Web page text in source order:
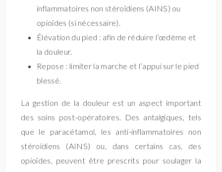
inflammatoires non stéroïdiens (AINS) ou
opioïdes (si nécessaire).
Élévation du pied : afin de réduire l’œdème et
la douleur.
Repose : limiter la marche et l’appui sur le pied
blessé.
La gestion de la douleur est un aspect important
des soins post-opératoires. Des antalgiques, tels
que le paracétamol, les anti-inflammatoires non
stéroïdiens (AINS) ou, dans certains cas, des
opioïdes, peuvent être prescrits pour soulager la